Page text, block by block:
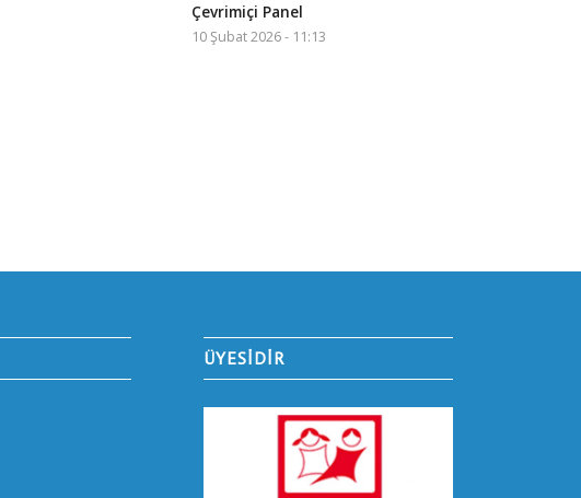
Çevrimiçi Panel
10 Şubat 2026 - 11:13
ÜYESİDİR